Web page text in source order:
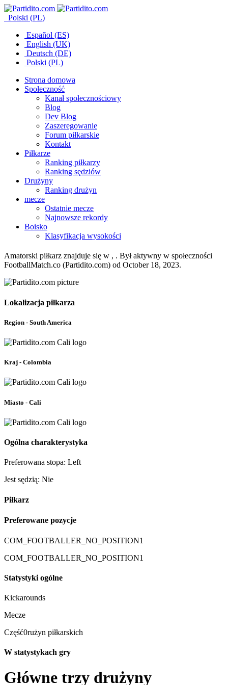
Polski (PL)
Español (ES)
English (UK)
Deutsch (DE)
Polski (PL)
Strona domowa
Społeczność
Kanał społecznościowy
Blog
Dev Blog
Zaszeregowanie
Forum piłkarskie
Kontakt
Piłkarze
Ranking piłkarzy
Ranking sędziów
Drużyny
Ranking drużyn
mecze
Ostatnie mecze
Najnowsze rekordy
Boisko
Klasyfikacja wysokości
Amatorski piłkarz znajduje się w , . Był aktywny w społeczności
FootballMatch.co (Partidito.com) od October 18, 2023.
Lokalizacja piłkarza
Region - South America
Kraj - Colombia
Miasto - Cali
Ogólna charakterystyka
Preferowana stopa: Left
Jest sędzią: Nie
Piłkarz
Preferowane pozycje
COM_FOOTBALLER_NO_POSITION1
COM_FOOTBALLER_NO_POSITION1
Statystyki ogólne
Kickarounds
Mecze
Część0rużyn piłkarskich
W statystykach gry
Główne trzy drużyny